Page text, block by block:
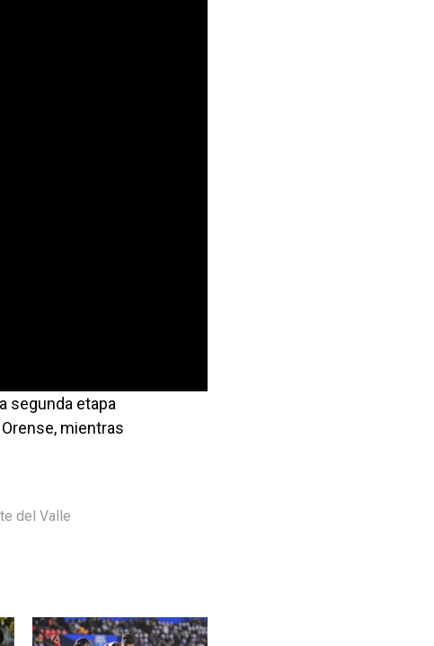
segunda etapa
mientras
del Valle